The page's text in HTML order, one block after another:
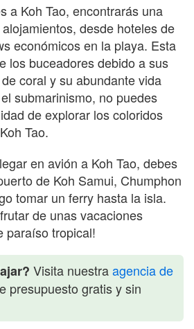
a Koh Tao, encontrarás una
desde hoteles de
económicos en la playa. Esta
los buceadores debido a sus
coral y su abundante vida
submarinismo, no puedes
de explorar los coloridos
Tao.
en avión a Koh Tao, debes
de Koh Samui, Chumphon
tomar un ferry hasta la isla.
de unas vacaciones
paraíso tropical!
Visita nuestraagencia de
presupuesto gratis y sin